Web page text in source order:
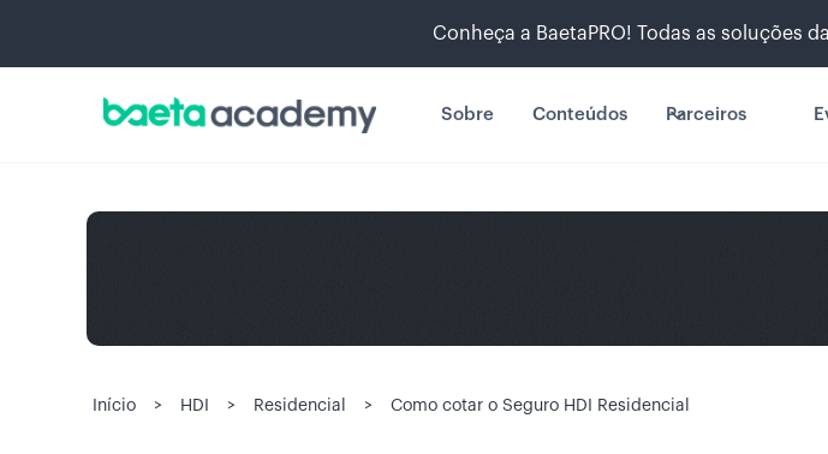
Conheça a BaetaPRO! Todas as soluções
Sobre Conteúdos Parceiros
Início > HDI > Residencial > Como cotar o Seguro HDI Residencial